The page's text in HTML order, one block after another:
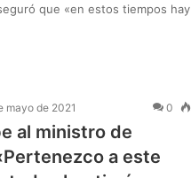
que «en estos tiempos hay
mayo de 2021 0
al ministro de
a este